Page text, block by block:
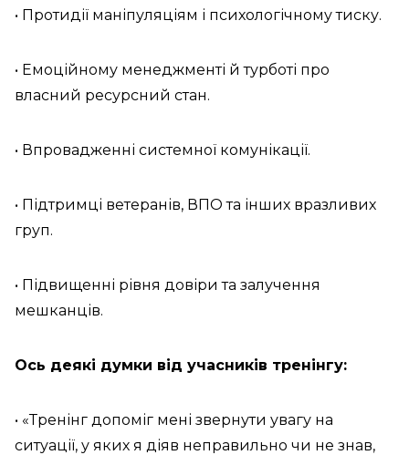
• Протидії маніпуляціям і психологічному тиску.
• Емоційному менеджменті й турботі про
власний ресурсний стан.
• Впровадженні системної комунікації.
• Підтримці ветеранів, ВПО та інших вразливих
груп.
• Підвищенні рівня довіри та залучення
мешканців.
Ось деякі думки від учасників тренінгу:
• «Тренінг допоміг мені звернути увагу на
ситуації, у яких я діяв неправильно чи не знав,